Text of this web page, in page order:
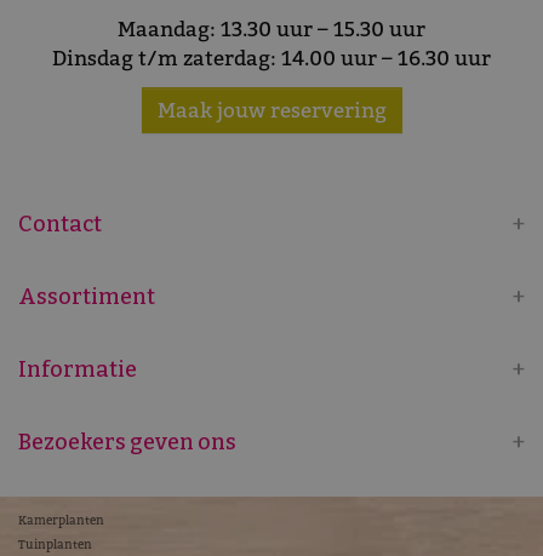
Maandag: 13.30 uur – 15.30 uur
Dinsdag t/m zaterdag: 14.00 uur – 16.30 uur
Maak jouw reservering
Contact
Assortiment
Informatie
Bezoekers geven ons
Kamerplanten
Tuinplanten